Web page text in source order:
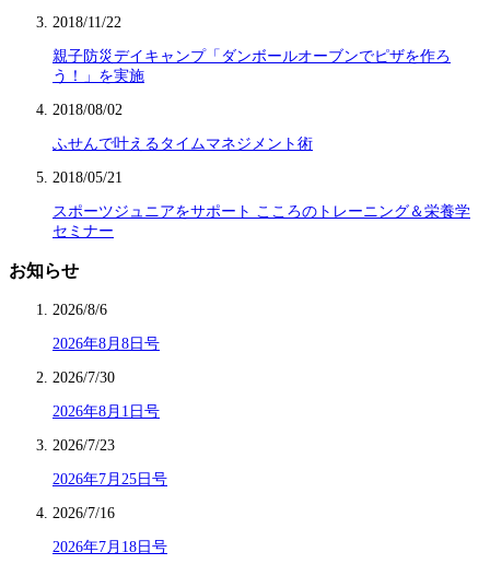
2018/11/22
親子防災デイキャンプ「ダンボールオーブンでピザを作ろ
う！」を実施
2018/08/02
ふせんで叶えるタイムマネジメント術
2018/05/21
スポーツジュニアをサポート こころのトレーニング＆栄養学
セミナー
お知らせ
2026/8/6
2026年8月8日号
2026/7/30
2026年8月1日号
2026/7/23
2026年7月25日号
2026/7/16
2026年7月18日号